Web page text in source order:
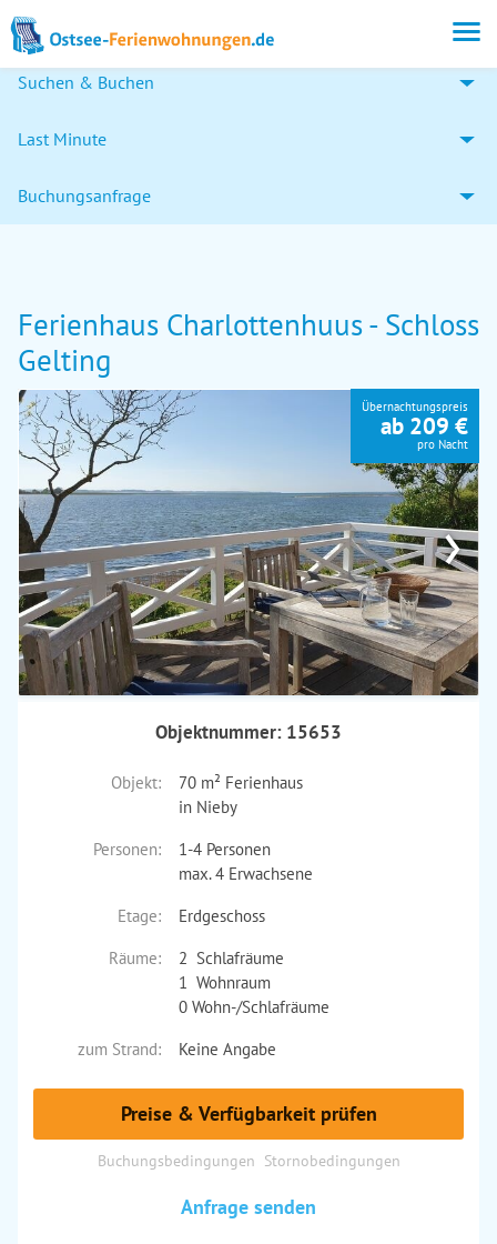
Suchen & Buchen
Last Minute
Buchungsanfrage
Ferienhaus Charlottenhuus - Schloss
Gelting
›
Übernachtungspreis
ab 209 €
pro Nacht
Objektnummer: 15653
Objekt:
70 m² Ferienhaus
in Nieby
Personen:
1-4 Personen
max. 4 Erwachsene
Etage:
Erdgeschoss
Räume:
2 Schlafräume
1 Wohnraum
0 Wohn-/Schlafräume
zum Strand:
Keine Angabe
Preise & Verfügbarkeit prüfen
Buchungsbedingungen Stornobedingungen
Anfrage senden